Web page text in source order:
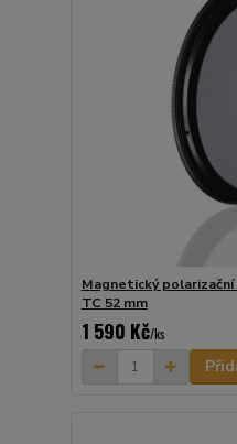
Magnetický polarizační
TC 52 mm
1 590 Kč/ks